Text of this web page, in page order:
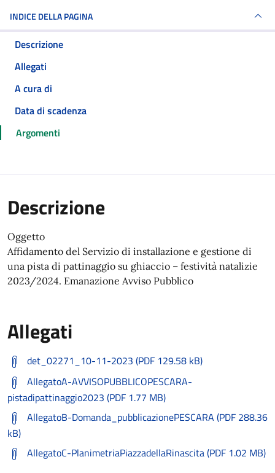
INDICE DELLA PAGINA
Descrizione
Allegati
A cura di
Data di scadenza
Argomenti
Descrizione
Oggetto
Affidamento del Servizio di installazione e gestione di
una pista di pattinaggio su ghiaccio – festività natalizie
2023/2024. Emanazione Avviso Pubblico
Allegati
det_02271_10-11-2023 (PDF 129.58 kB)
AllegatoA-AVVISOPUBBLICOPESCARA-
pistadipattinaggio2023 (PDF 1.77 MB)
AllegatoB-Domanda_pubblicazionePESCARA (PDF 288.36
kB)
AllegatoC-PlanimetriaPiazzadellaRinascita (PDF 1.02 MB)